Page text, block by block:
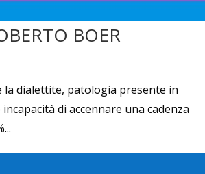
BOER
la dialettite, patologia presente in
di accennare una cadenza